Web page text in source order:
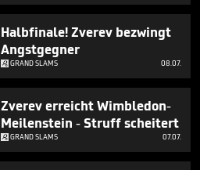
Halbfinale! Zverev bezwingt
Angstgegner
GRAND SLAMS 08.07.
Zverev erreicht Wimbledon-
Meilenstein - Struff scheitert
GRAND SLAMS 07.07.